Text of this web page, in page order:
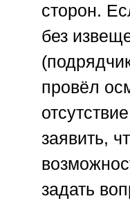
сторон.
без
провёл
заявить,
задать